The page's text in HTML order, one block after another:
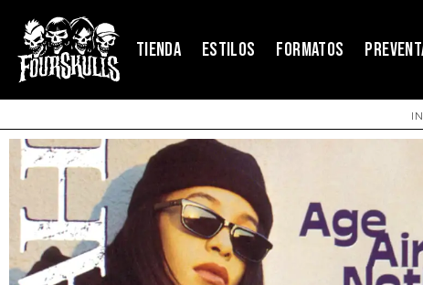
TIENDA ESTILOS FORMATOS